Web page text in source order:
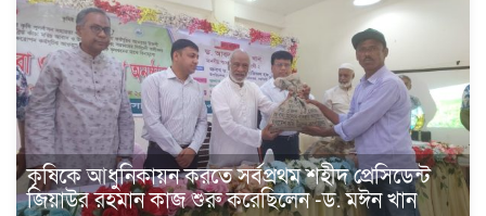
কৃষিকে আধুনিকায়ন করতে সর্বপ্রথম শহীদ প্রেসিডেন্ট
জিয়াউর রহমান কাজ শুরু করেছিলেন -ড. মঈন খান